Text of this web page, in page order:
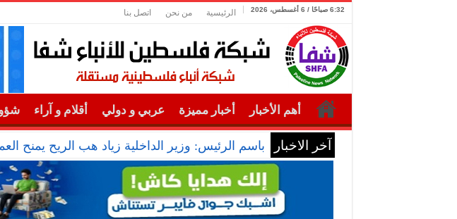
6:32 صباحًا / 6 أغسطس، 2026 الرئيسية من نحن اتصل بنا
أهم الأخبار أخبار مميزة عربي و دولي أقلام و آراء
آخر الاخبار باسم الرئيس: وزير الداخلية زياد هب الريح يمنح